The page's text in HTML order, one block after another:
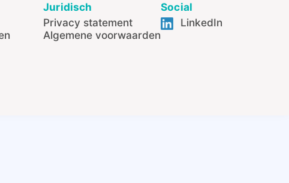
Juridisch
Privacy statement
Algemene voorwaarden
Social
LinkedIn